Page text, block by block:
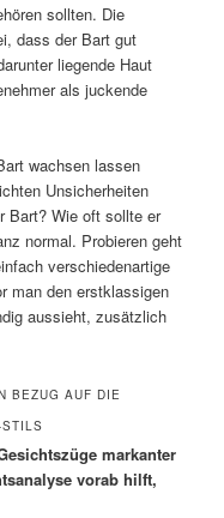
sollten. Die
dass der Bart gut
liegende Haut
als juckende
wachsen lassen
Unsicherheiten
Bart? Wie oft sollte er
normal. Probieren geht
verschiedenartige
man den erstklassigen
aussieht, zusätzlich
BEZUG AUF DIE
markanter
vorab hilft,